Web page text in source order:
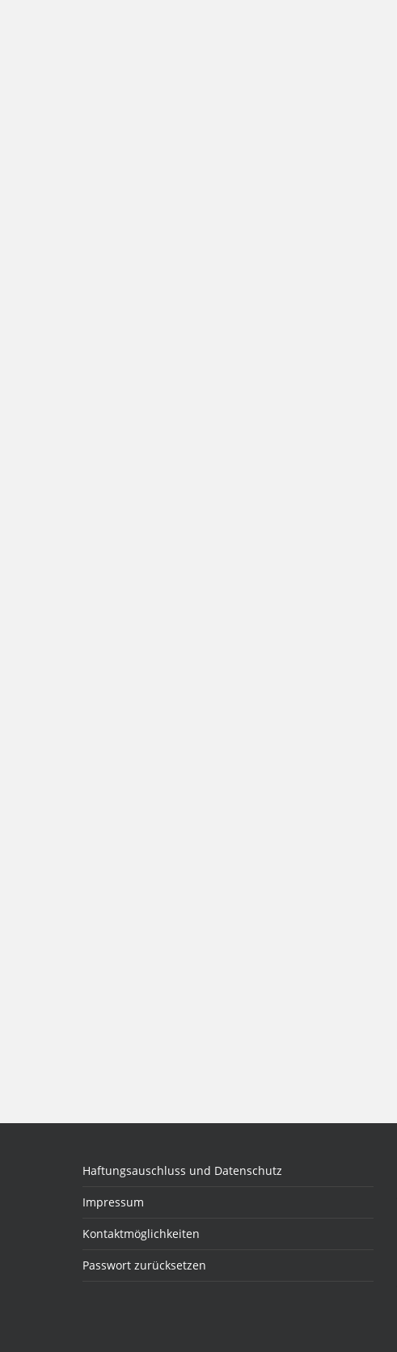
Haftungsauschluss und Datenschutz
Impressum
Kontaktmöglichkeiten
Passwort zurücksetzen